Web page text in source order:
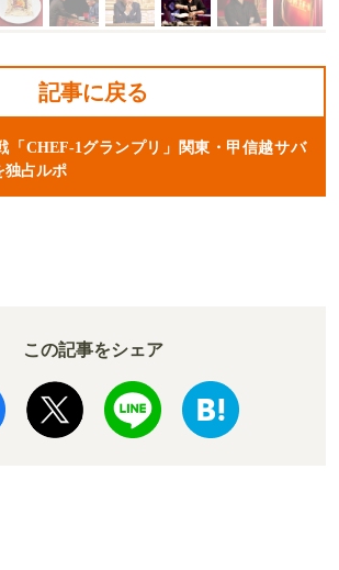
記事に戻る
「CHEF-1グランプリ」関東・甲信越サバ
独占ルポ
この記事をシェア